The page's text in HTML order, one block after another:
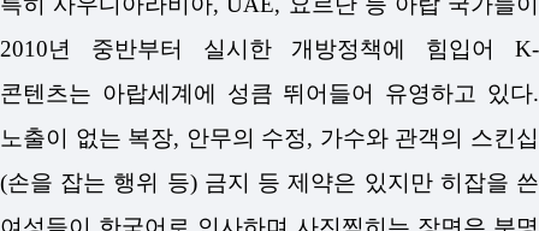
2010년 중반부터 실시한 개방정책에 힘입어 K-
콘텐츠는 아랍세계에 성큼 뛰어들어 유영하고 있다.
노출이 없는 복장, 안무의 수정, 가수와 관객의 스킨십
(손을 잡는 행위 등) 금지 등 제약은 있지만 히잡을 쓴